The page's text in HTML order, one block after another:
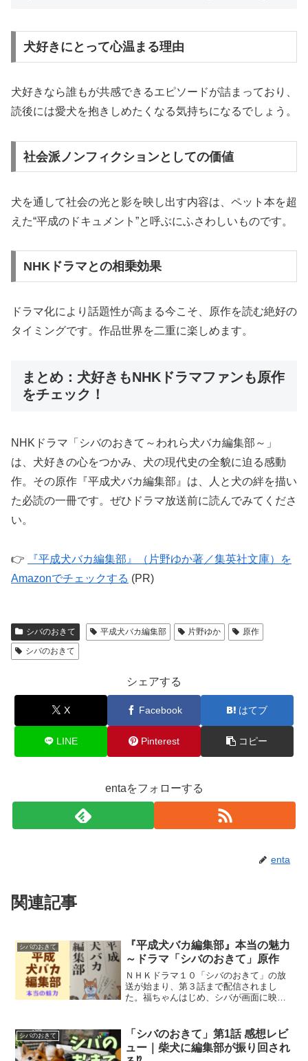
犬好きにとって心温まる理由
犬好きなら誰もが共感できるエピソードが詰まっており、
読後には愛犬を抱きしめたくなる気持ちになるでしょう。
社会派ノンフィクションとしての価値
犬を通して社会の光と影を映し出す内容は、ペット本を超
えた“平成のドキュメント”と呼ぶにふさわしいものです。
NHKドラマとの相乗効果
ドラマ化により話題性が高まる今こそ、原作を読む絶好の
タイミングです。作品世界を二重に楽しめます。
まとめ：犬好きもNHKドラマファンも原作
をチェック！
NHKドラマ「シバのおきて～われら犬バカ編集部～」
は、犬好きの心をつかみ、犬の現代史の全貌に迫る感動
作。その原作『平成犬バカ編集部』は、人と犬の絆を描い
た必読の一冊です。ぜひドラマ放送前に読んでみてくださ
い。
👉
『平成犬バカ編集部』（片野ゆか著／集英社文庫）を
Amazonでチェックする (PR)
シバのおきて 平成犬バカ編集部 片野ゆか
原作
シバのおきて
シェアする
X Facebook はてブ
LINE Pinterest コピー
entaをフォローする
enta
関連記事
シバのおきて
『平成犬バカ編集部』本当の魅力
～ドラマ「シバのおきて」原作
ＮＨＫドラマ１０「シバのおきて」の放
送が始まり、第３話まで配信されまし
た。福ちゃんはじめ、シバが画面に映る
送前に、原作の魅力を記事にしてきまし
たが、実際にドラマを見てか...
シバのおきて
「シバのおきて」第1話 感想レビ
ュー｜柴犬に編集部が振り回され